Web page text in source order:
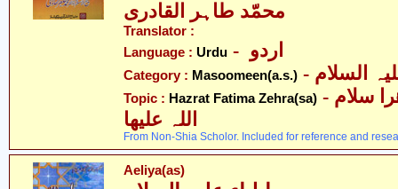
محمّد طاہر القادری
Translator :
Language : Urdu
Category : Masoomeen(a.s.)
Topic : Hazrat Fatima Zehra(sa) - حضرت فاطمہ زھرا سلام
اللہ علیھا
From Non-Shia Scholor. Included for reference and
Aeliya(as)